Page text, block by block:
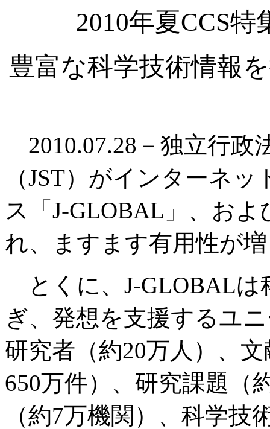
2010年夏CCS
豊富な科学技術情報
2010.07.28－独立行
（JST）がインターネ
ス「J-GLOBAL」、お
れ、ますます有用性が
とくに、J-GLOBALは
ぎ、発想を支援するユ
研究者（約20万人）、
650万件）、研究課題（
（約7万機関）、科学技